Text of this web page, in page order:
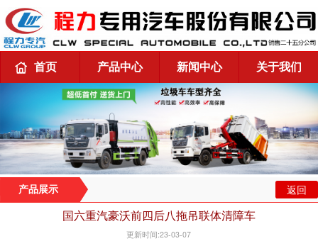
首页 产品中心 新闻中心 关于我们
产品展示 返回
国六重汽豪沃前四后八拖吊联体清障车
更新时间:23-03-07